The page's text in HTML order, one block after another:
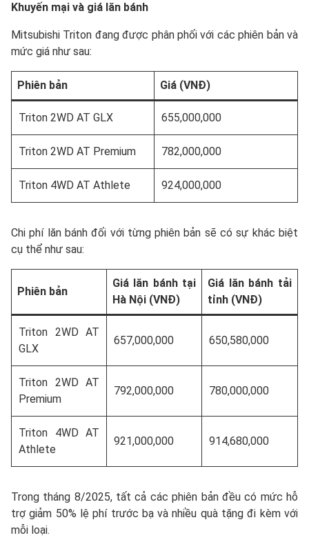
Khuyến mại và giá lăn bánh
Mitsubishi Triton đang được phân phối với các phiên bản và
mức giá như sau:
Phiên bản Giá (VNĐ)
Triton 2WD AT GLX 655,000,000
Triton 2WD AT Premium 782,000,000
Triton 4WD AT Athlete 924,000,000
Chi phí lăn bánh đối với từng phiên bản sẽ có sự khác biệt
cụ thể như sau:
Phiên bản
Giá lăn bánh tại
Hà Nội (VNĐ)
Giá lăn bánh tải
tỉnh (VNĐ)
Triton 2WD AT
GLX
657,000,000 650,580,000
Triton 2WD AT
Premium
792,000,000 780,000,000
Triton 4WD AT
Athlete
921,000,000 914,680,000
Trong tháng 8/2025, tất cả các phiên bản đều có mức hỗ
trợ giảm 50% lệ phí trước bạ và nhiều quà tặng đi kèm với
mỗi loại.